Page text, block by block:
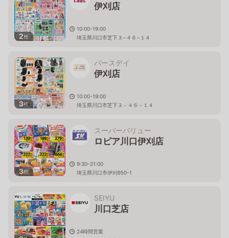
2枚
伊刈店
10:00-19:00
埼玉県川口市芝下３−４６−１４
3枚
バースデイ
伊刈店
10:00-19:00
埼玉県川口市芝下３－４６－１４
3枚
スーパーバリュー
ロピア川口伊刈店
9:30-21:00
埼玉県川口市伊刈950-1
SEIYU
川口芝店
24時間営業